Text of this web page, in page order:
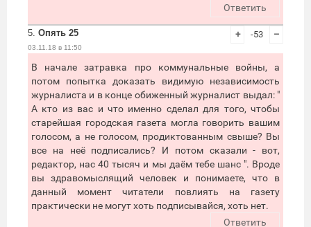
Ответить
5. Опять 25
03.11.18 в 11:50
+ -53 –
В начале затравка про коммунальные войны, а
потом попытка доказать видимую независимость
журналиста и в конце обиженный журналист выдал: "
А кто из вас и что именно сделал для того, чтобы
старейшая городская газета могла говорить вашим
голосом, а не голосом, продиктованным свыше? Вы
все на неё подписались? И потом сказали - вот,
редактор, нас 40 тысяч и мы даём тебе шанс ". Вроде
вы здравомыслящий человек и понимаете, что в
данный момент читатели повлиять на газету
практически не могут хоть подписывайся, хоть нет.
Ответить